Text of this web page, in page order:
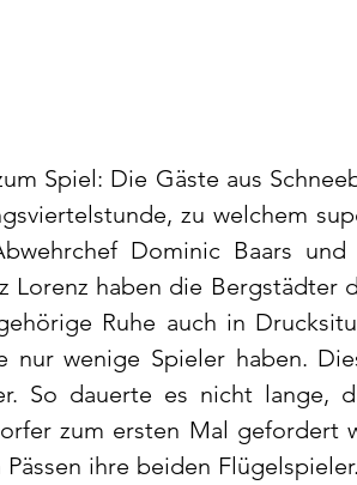
Spiel: Die Gäste aus
zu welchem
Dominic Baars
Lorenz haben die Bergstädter
Ruhe auch in
nur wenige Spieler haben.
So dauerte es nicht lange,
zum ersten Mal gefordert
ihre beiden